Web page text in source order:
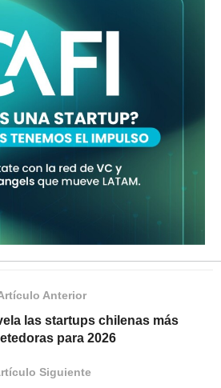
Anterior
las startups chilenas más
para 2026
Siguiente